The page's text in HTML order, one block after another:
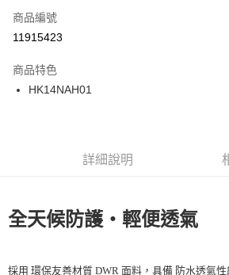
LINE Pay
街口支付
一般全家取貨
每筆NT$100
商品編號
11915423
商品特色
HK14NAH01
詳細說明
全天候防護・輕便透氣
採用 環保友善材質 DWR 面料 ，具備 防水透氣性